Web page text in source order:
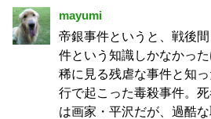
mayumi
帝銀事件というと、戦後
件という知識しかなかっ
稀に見る残虐な事件と知
行で起こった毒殺事件。
は画家・平沢だが、過酷